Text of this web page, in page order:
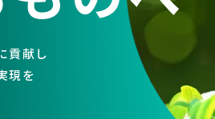
貢献し
現を